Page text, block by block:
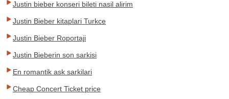
Justin bieber konseri bileti nasil alirim
Justin Bieber kitaplari Turkce
Justin Bieber Roportaji
Justin Bieberin son sarkisi
En romantik ask sarkilari
Cheap Concert Ticket price